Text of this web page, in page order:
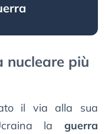
nucleare più
il via alla sua
la guerra